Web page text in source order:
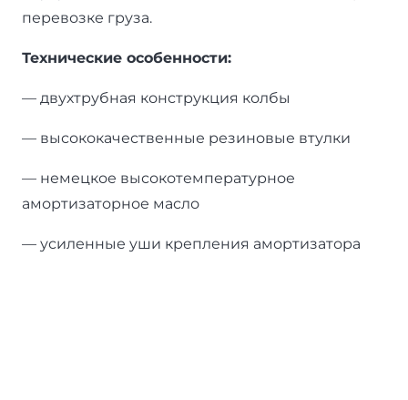
перевозке груза.
Технические особенности:
— двухтрубная конструкция колбы
— высококачественные резиновые втулки
— немецкое высокотемпературное
амортизаторное масло
— усиленные уши крепления амортизатора